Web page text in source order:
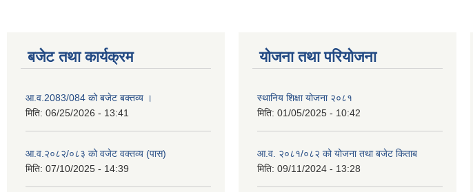
बजेट तथा कार्यक्रम
आ.व.2083/084 को बजेट बक्तव्य ।
मिति: 06/25/2026 - 13:41
आ.व.२०८२/०८३ को वजेट वक्तव्य (पास)
मिति: 07/10/2025 - 14:39
योजना तथा परियोजना
स्थानिय शिक्षा योजना २०८१
मिति: 01/05/2025 - 10:42
आ.व. २०८१/०८२ को योजना तथा बजेट किताब
मिति: 09/11/2024 - 13:28